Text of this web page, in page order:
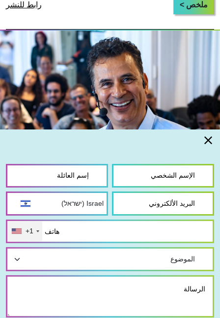
ملخص > رابط للنشر
الرئيسية طب المستقبل
نبذة عن الطريقة
الوحدة 2
الوحدة 3 الوحدة 4 الوحدة 5 الوحدة 6 الوحدة 7
+1